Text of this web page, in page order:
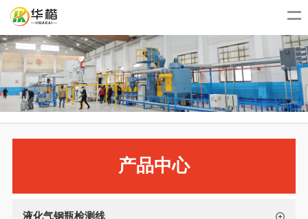
产品中心
液化气钢瓶检测线